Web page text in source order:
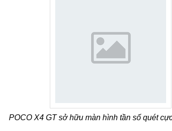
POCO X4 GT sở hữu màn hình tần số quét